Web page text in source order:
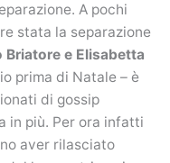
A pochi
stata la separazione
Briatore e Elisabetta
prima di Natale – è
di gossip
in più. Per ora infatti
aver rilasciato